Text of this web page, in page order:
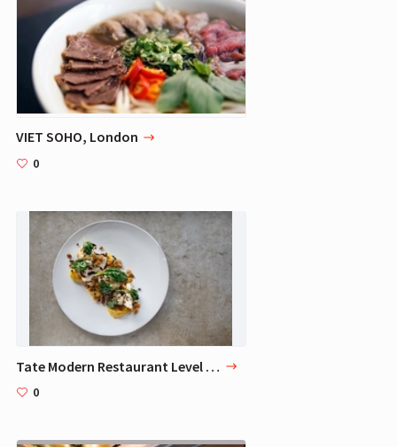
VIET SOHO, London
0
Tate Modern Restaurant Level 9, London
0